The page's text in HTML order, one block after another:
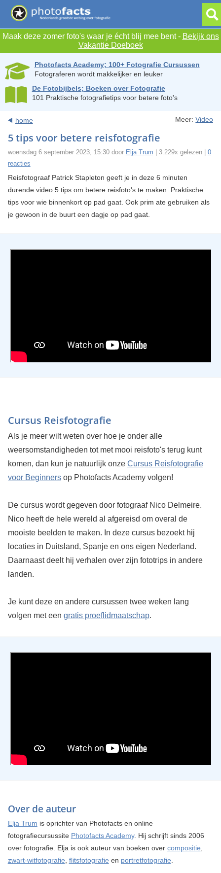
Maak deze zomer foto's waar je écht blij mee bent - Bekijk ons
Vakantie Doeboek
Photofacts Academy; 100+ Fotografie Cursussen
Fotograferen wordt makkelijker en leuker
De Fotobijbels; Boeken over Fotografie
101 Praktische fotografietips voor betere foto's
home Meer:Video
5 tips voor betere reisfotografie
woensdag 6 september 2023, 15:30 door Elja Trum | 3.229x gelezen | 0
reacties
Reisfotograaf Patrick Stapleton geeft je in deze 6 minuten
durende video 5 tips om betere reisfoto's te maken. Praktische
tips voor wie binnenkort op pad gaat. Ook prim ate gebruiken als
je gewoon in de buurt een dagje op pad gaat.
Cursus Reisfotografie
Als je meer wilt weten over hoe je onder alle
weersomstandigheden tot met mooi reisfoto's terug kunt
komen, dan kun je natuurlijk onze Cursus Reisfotografie
voor Beginnersop Photofacts Academy volgen!
De cursus wordt gegeven door fotograaf Nico Delmeire.
Nico heeft de hele wereld al afgereisd om overal de
mooiste beelden te maken. In deze cursus bezoekt hij
locaties in Duitsland, Spanje en ons eigen Nederland.
Daarnaast deelt hij verhalen over zijn fototrips in andere
landen.
Je kunt deze en andere cursussen twee weken lang
volgen met een gratis proeflidmaatschap.
Over de auteur
Elja Trum is oprichter van Photofacts en online
fotografiecursussite Photofacts Academy. Hij schrijft sinds 2006
over fotografie. Elja is ook auteur van boeken over compositie
zwart-witfotografie flitsfotografie en portretfotografie